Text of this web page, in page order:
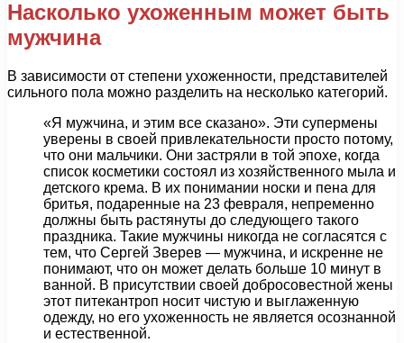
Насколько ухоженным может быть
мужчина
В зависимости от степени ухоженности, представителей
сильного пола можно разделить на несколько категорий.
«Я мужчина, и этим все сказано». Эти супермены
уверены в своей привлекательности просто потому,
что они мальчики. Они застряли в той эпохе, когда
список косметики состоял из хозяйственного мыла и
детского крема. В их понимании носки и пена для
бритья, подаренные на 23 февраля, непременно
должны быть растянуты до следующего такого
праздника. Такие мужчины никогда не согласятся с
тем, что Сергей Зверев — мужчина, и искренне не
понимают, что он может делать больше 10 минут в
ванной. В присутствии своей добросовестной жены
этот питекантроп носит чистую и выглаженную
одежду, но его ухоженность не является осознанной
и естественной.